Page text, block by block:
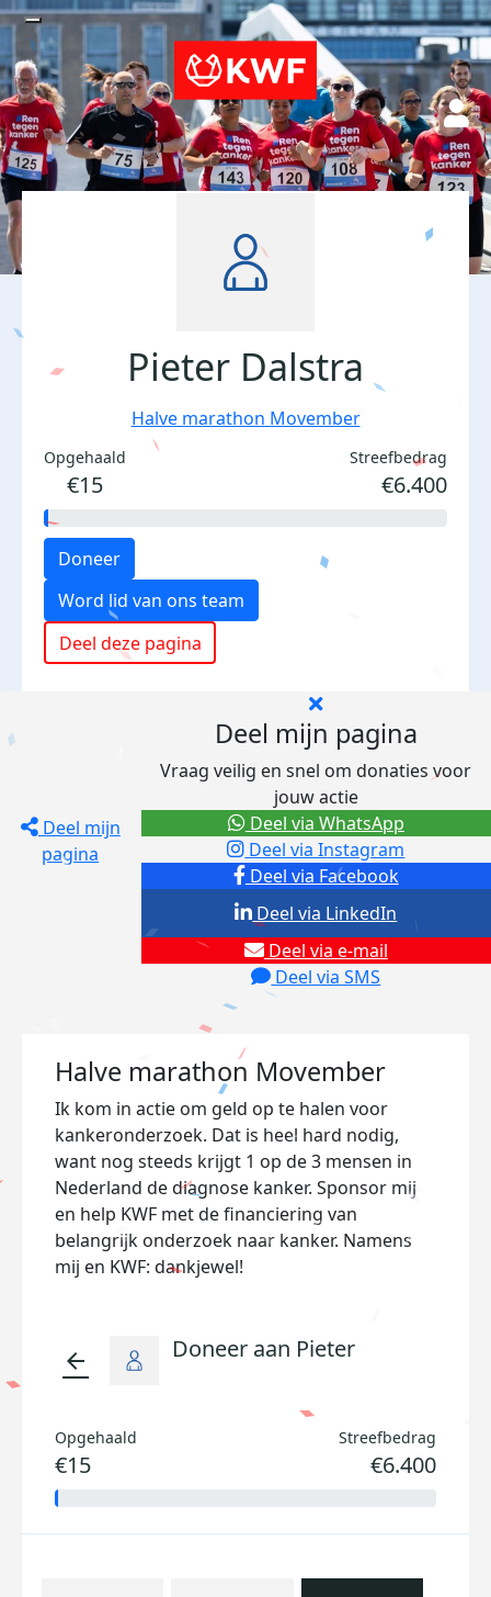
Pieter Dalstra
Halve marathon Movember
Opgehaald
€15
Streefbedrag
€6.400
Doneer
Word lid van ons team
Deel deze pagina
Deel mijn
pagina
Deel mijn pagina
Vraag veilig en snel om donaties voor
jouw actie
Deel via Facebook
Deel via Instagram
Deel via e-mail
Deel via SMS
Deel via LinkedIn
Deel via WhatsApp
Halve marathon Movember
Ik kom in actie om geld op te halen voor
kankeronderzoek. Dat is heel hard nodig,
want nog steeds krijgt 1 op de 3 mensen in
Nederland de diagnose kanker. Sponsor mij
en help KWF met de financiering van
belangrijk onderzoek naar kanker. Namens
mij en KWF: dankjewel!
arrow_back Doneer aan Pieter
Opgehaald
€15
Streefbedrag
€6.400